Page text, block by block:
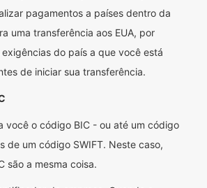
pagamentos a países dentro da
uma transferência aos EUA, por
do país a que você está
de iniciar sua transferência.
você o código BIC - ou até um código
de um código SWIFT. Neste caso,
são a mesma coisa.